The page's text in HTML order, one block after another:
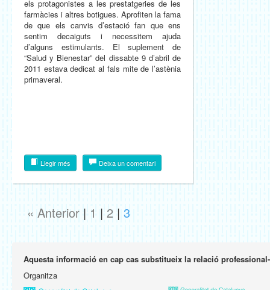
els protagonistes a les prestatgeries de les
farmàcies i altres botigues. Aprofiten la fama
de que els canvis d’estació fan que ens
sentim decaiguts i necessitem ajuda
d’alguns estimulants. El suplement de
“Salud y Bienestar” del dissabte 9 d’abril de
2011 estava dedicat al fals mite de l’astènia
primaveral.
Llegir més Deixa un comentari
« Anterior | 1 | 2 | 3
Aquesta informació en cap cas substitueix la relació
Organitza